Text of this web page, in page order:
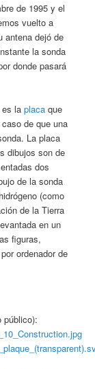
de 1995 y el
vuelto a
antena dejó de
la sonda
donde pasará
es laplaca que
de que una
La placa
dibujos son de
dos
de la sonda
(como
de la Tierra
en un
figuras,
ordenador de
público):